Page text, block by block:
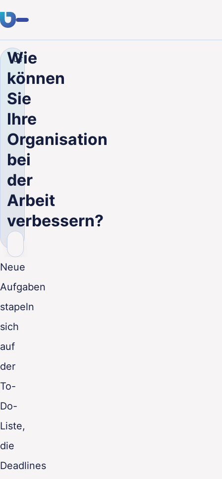
Fachwissen
Kunden
Branchen
Über uns
Karriere
Unternehmen
Wie
können
Sie
Ihre
Organisation
bei
der
Arbeit
verbessern?
Neue
Aufgaben
stapeln
sich
auf
der
To-
Do-
Liste,
die
Deadlines